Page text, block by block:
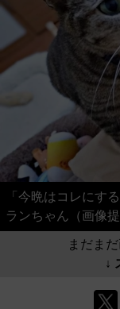
「今晩はコレにす
ランちゃん（画像
まだま
↓